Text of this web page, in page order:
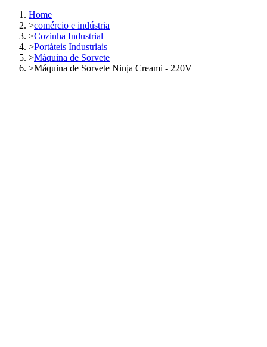
Home
>comércio e indústria
>Cozinha Industrial
>Portáteis Industriais
>Máquina de Sorvete
>Máquina de Sorvete Ninja Creami - 220V